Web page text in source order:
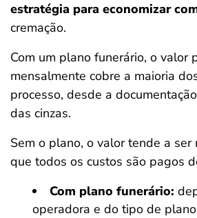
estratégia para economizar
cremação.
Com um plano funerário, o valor
mensalmente cobre a maioria
processo, desde a
das cinzas.
Sem o plano, o valor tende a ser
que todos os custos são pagos
Com plano funerário:
operadora e do tipo de